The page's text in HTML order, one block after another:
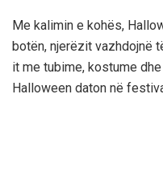
Me kalimin e kohës,
botën, njerëzit vazhdojnë
it me tubime, kostume
Halloween daton në